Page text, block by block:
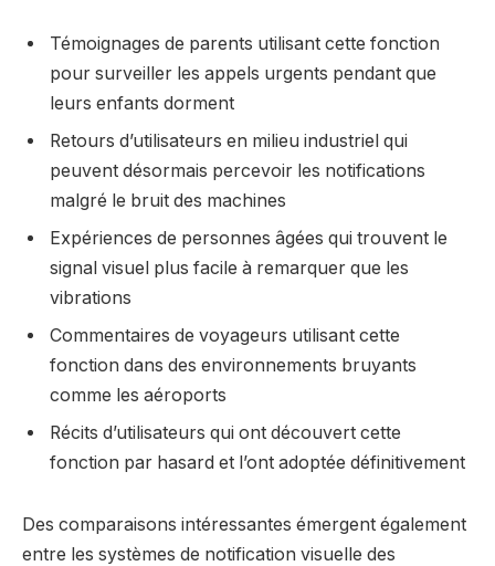
Témoignages de parents utilisant cette fonction
pour surveiller les appels urgents pendant que
leurs enfants dorment
Retours d’utilisateurs en milieu industriel qui
peuvent désormais percevoir les notifications
malgré le bruit des machines
Expériences de personnes âgées qui trouvent le
signal visuel plus facile à remarquer que les
vibrations
Commentaires de voyageurs utilisant cette
fonction dans des environnements bruyants
comme les aéroports
Récits d’utilisateurs qui ont découvert cette
fonction par hasard et l’ont adoptée définitivement
Des comparaisons intéressantes émergent également
entre les systèmes de notification visuelle des